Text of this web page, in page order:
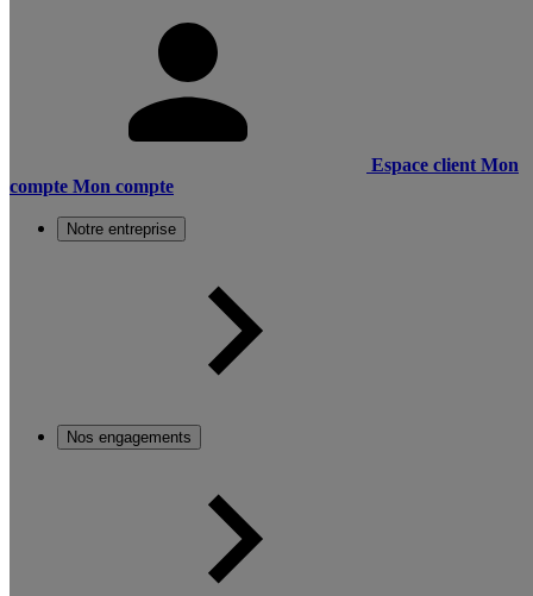
Espace client Mon
compte Mon compte
Notre entreprise
Nos engagements